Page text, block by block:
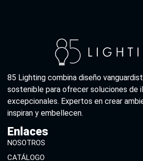
85 Lighting combina diseño
sostenible para ofrecer soluciones de
excepcionales. Expertos en crear
inspiran y embellecen.
Enlaces
NOSOTROS
CATÁLOGO